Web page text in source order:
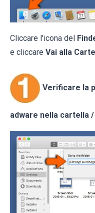
Cliccare l'icona del
e cliccare Vai alla
Verificare la
adware nella cartella